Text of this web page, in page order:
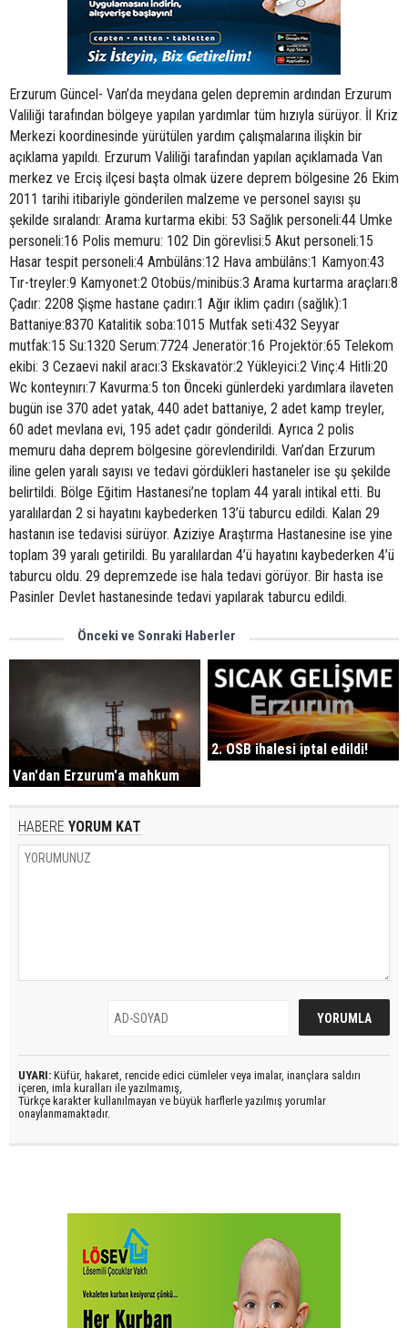
Erzurum Güncel- Van’da meydana gelen depremin ardından Erzurum
Valiliği tarafından bölgeye yapılan yardımlar tüm hızıyla sürüyor. İl Kriz
Merkezi koordinesinde yürütülen yardım çalışmalarına ilişkin bir
açıklama yapıldı. Erzurum Valiliği tarafından yapılan açıklamada Van
merkez ve Erciş ilçesi başta olmak üzere deprem bölgesine 26 Ekim
2011 tarihi itibariyle gönderilen malzeme ve personel sayısı şu
şekilde sıralandı: Arama kurtarma ekibi: 53 Sağlık personeli:44 Umke
personeli:16 Polis memuru: 102 Din görevlisi:5 Akut personeli:15
Hasar tespit personeli:4 Ambülâns:12 Hava ambülâns:1 Kamyon:43
Tır-treyler:9 Kamyonet:2 Otobüs/minibüs:3 Arama kurtarma araçları:8
Çadır: 2208 Şişme hastane çadırı:1 Ağır iklim çadırı (sağlık):1
Battaniye:8370 Katalitik soba:1015 Mutfak seti:432 Seyyar
mutfak:15 Su:1320 Serum:7724 Jeneratör:16 Projektör:65 Telekom
ekibi: 3 Cezaevi nakil aracı:3 Ekskavatör:2 Yükleyici:2 Vinç:4 Hitli:20
Wc konteynırı:7 Kavurma:5 ton Önceki günlerdeki yardımlara ilaveten
bugün ise 370 adet yatak, 440 adet battaniye, 2 adet kamp treyler,
60 adet mevlana evi, 195 adet çadır gönderildi. Ayrıca 2 polis
memuru daha deprem bölgesine görevlendirildi. Van’dan Erzurum
iline gelen yaralı sayısı ve tedavi gördükleri hastaneler ise şu şekilde
belirtildi. Bölge Eğitim Hastanesi’ne toplam 44 yaralı intikal etti. Bu
yaralılardan 2 si hayatını kaybederken 13’ü taburcu edildi. Kalan 29
hastanın ise tedavisi sürüyor. Aziziye Araştırma Hastanesine ise yine
toplam 39 yaralı getirildi. Bu yaralılardan 4’ü hayatını kaybederken 4’ü
taburcu oldu. 29 depremzede ise hala tedavi görüyor. Bir hasta ise
Pasinler Devlet hastanesinde tedavi yapılarak taburcu edildi.
Önceki ve Sonraki Haberler
Van'dan Erzurum'a mahkum
2. OSB ihalesi iptal edildi!
HABERE YORUM KAT
UYARI: Küfür, hakaret, rencide edici cümleler veya imalar, inançlara saldırı
içeren, imla kuralları ile yazılmamış,
Türkçe karakter kullanılmayan ve büyük harflerle yazılmış yorumlar
onaylanmamaktadır.